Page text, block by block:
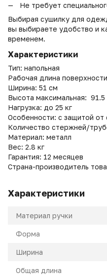
Не требует
Выбирая сушилку для
вы выбираете удобство и
временем.
Характеристики
Тип: напольная
Рабочая длина
Ширина: 51 см
Высота максимальная: 91.5
Нагрузка: до 25 кг
Особенности: с защитой от
Количество стержней/
Материал: металл
Вес: 2.8 кг
Гарантия: 12 месяцев
Страна-производитель
Характеристики
Материал ручки
Форма
Ширина
Общая длина